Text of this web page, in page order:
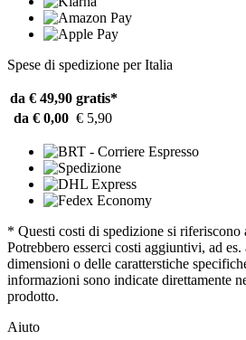
Spese di spedizione per Italia
da € 49,90 gratis*
da € 0,00 € 5,90
* Questi costi di spedizione si riferiscono
Potrebbero esserci costi aggiuntivi, ad es.
dimensioni o delle caratterstiche
informazioni sono indicate direttamente
prodotto.
Aiuto